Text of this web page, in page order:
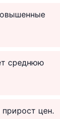
среднюю
цен.